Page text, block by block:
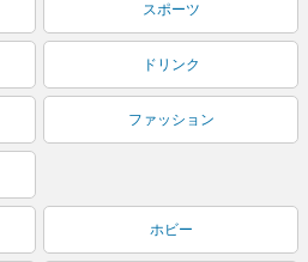
スポーツ
ドリンク
ファッション
ホビー